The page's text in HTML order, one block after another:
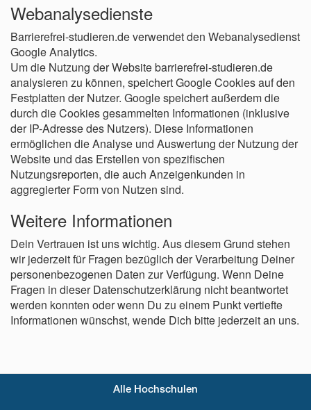
Webanalysedienste
Barrierefrei-studieren.de verwendet den Webanalysedienst
Google Analytics.
Um die Nutzung der Website barrierefrei-studieren.de
analysieren zu können, speichert Google Cookies auf den
Festplatten der Nutzer. Google speichert außerdem die
durch die Cookies gesammelten Informationen (inklusive
der IP-Adresse des Nutzers). Diese Informationen
ermöglichen die Analyse und Auswertung der Nutzung der
Website und das Erstellen von spezifischen
Nutzungsreporten, die auch Anzeigenkunden in
aggregierter Form von Nutzen sind.
Weitere Informationen
Dein Vertrauen ist uns wichtig. Aus diesem Grund stehen
wir jederzeit für Fragen bezüglich der Verarbeitung Deiner
personenbezogenen Daten zur Verfügung. Wenn Deine
Fragen in dieser Datenschutzerklärung nicht beantwortet
werden konnten oder wenn Du zu einem Punkt vertiefte
Informationen wünschst, wende Dich bitte jederzeit an uns.
Fußzeilenmenü
Alle Hochschulen